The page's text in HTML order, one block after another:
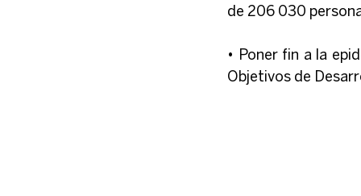
de 206 030
• Poner fin a la
Objetivos de